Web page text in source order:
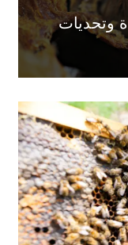
وتحديات